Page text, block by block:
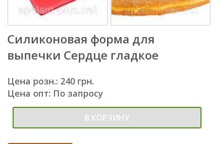
Силиконовая форма для
выпечки Сердце гладкое
Цена розн.: 240 грн.
Цена опт: По запросу
В КОРЗИНУ